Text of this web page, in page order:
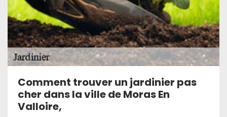
Comment trouver un jardinier pas
cher dans la ville de Moras En
Valloire,